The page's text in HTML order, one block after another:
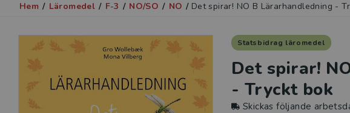
Hem / Läromedel / F-3 / NO/SO / NO / Det spirar! NO B Lärarhandledning -
Statsbidrag läromedel
Det spirar!
- Tryckt bok
Skickas följande